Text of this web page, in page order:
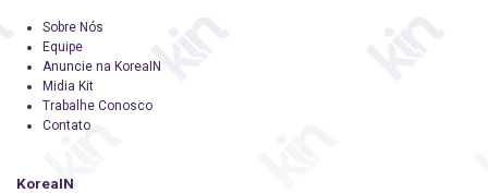
Sobre Nós
Equipe
Anuncie na KoreaIN
Midia Kit
Trabalhe Conosco
Contato
KoreaIN